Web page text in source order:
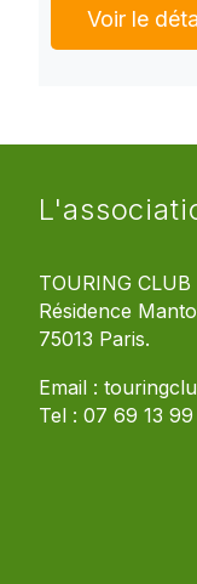
Voir le
TOURING CLUB
Résidence
75013 Paris.
Email :
Tel : 07 69 13 99